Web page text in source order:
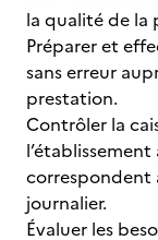
la qualité de la
Préparer et
sans erreur
prestation.
Contrôler la
correspondent
journalier.
Évaluer les